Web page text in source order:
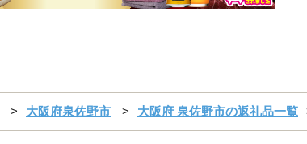
大阪府泉佐野市 大阪府 泉佐野市の返礼品一覧